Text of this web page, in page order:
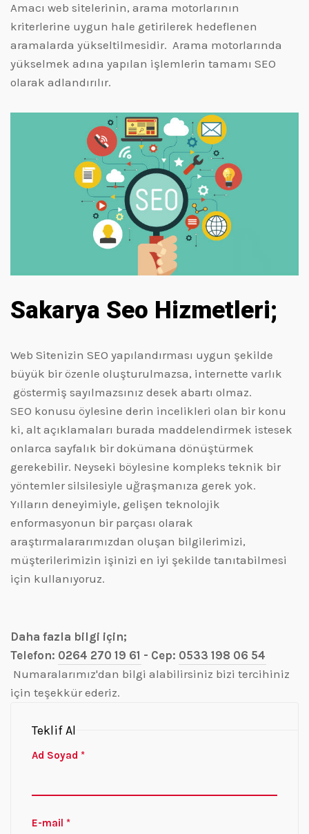
Amacı web sitelerinin, arama motorlarının
kriterlerine uygun hale getirilerek hedeflenen
aramalarda yükseltilmesidir. Arama motorlarında
yükselmek adına yapılan işlemlerin tamamı SEO
olarak adlandırılır.
Sakarya Seo Hizmetleri;
Web Sitenizin SEO yapılandırması uygun şekilde
büyük bir özenle oluşturulmazsa, internette varlık
göstermiş sayılmazsınız desek abartı olmaz.
SEO konusu öylesine derin incelikleri olan bir konu
ki, alt açıklamaları burada maddelendirmek istesek
onlarca sayfalık bir dokümana dönüştürmek
gerekebilir. Neyseki böylesine kompleks teknik bir
yöntemler silsilesiyle uğraşmanıza gerek yok.
Yılların deneyimiyle, gelişen teknolojik
enformasyonun bir parçası olarak
araştırmalararımızdan oluşan bilgilerimizi,
müşterilerimizin işinizi en iyi şekilde tanıtabilmesi
için kullanıyoruz.
Daha fazla bilgi için;
Telefon: 0264 270 19 61 - Cep: 0533 198 06 54
Numaralarımız'dan bilgi alabilirsiniz bizi tercihiniz
için teşekkür ederiz.
Teklif Al
Ad Soyad *
E-mail *